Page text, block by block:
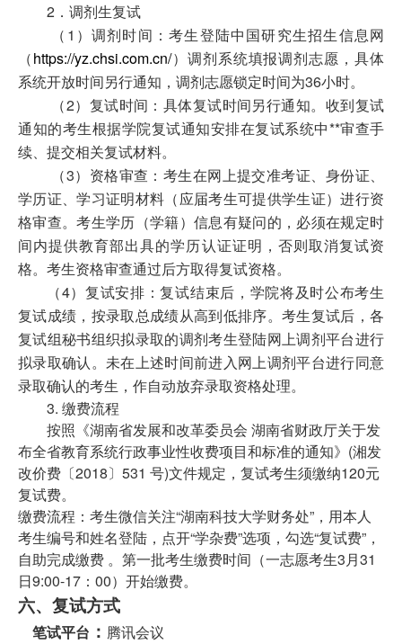
2．调剂生复试
（1）调剂时间：考生登陆中国研究生招生信息网
（https://yz.chsi.com.cn/）调剂系统填报调剂志愿，具体
系统开放时间另行通知，调剂志愿锁定时间为36小时。
（2）复试时间：具体复试时间另行通知。收到复试
通知的考生根据学院复试通知安排在复试系统中**审查手
续、提交相关复试材料。
（3）资格审查：考生在网上提交准考证、身份证、
学历证、学习证明材料（应届考生可提供学生证）进行资
格审查。考生学历（学籍）信息有疑问的，必须在规定时
间内提供教育部出具的学历认证证明，否则取消复试资
格。考生资格审查通过后方取得复试资格。
（4）复试安排：复试结束后，学院将及时公布考生
复试成绩，按录取总成绩从高到低排序。考生复试后，各
复试组秘书组织拟录取的调剂考生登陆网上调剂平台进行
拟录取确认。未在上述时间前进入网上调剂平台进行同意
录取确认的考生，作自动放弃录取资格处理。
3. 缴费流程
按照《湖南省发展和改革委员会 湖南省财政厅关于发
布全省教育系统行政事业性收费项目和标准的通知》(湘发
改价费〔2018〕531 号)文件规定，复试考生须缴纳120元
复试费。
缴费流程：考生微信关注“湖南科技大学财务处”，用本人
考生编号和姓名登陆，点开“学杂费”选项，勾选“复试费”，
自助完成缴费 。第一批考生缴费时间（一志愿考生3月31
日9:00-17：00）开始缴费。
六、 复试方式
笔试平台 ： 腾讯会议